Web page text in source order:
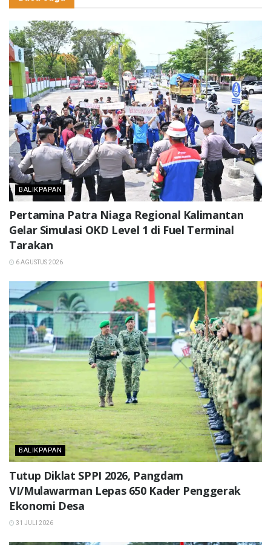
BALIKPAPAN
Pertamina Patra Niaga Regional Kalimantan
Gelar Simulasi OKD Level 1 di Fuel Terminal
Tarakan
6 AGUSTUS 2026
BALIKPAPAN
Tutup Diklat SPPI 2026, Pangdam
VI/Mulawarman Lepas 650 Kader Penggerak
Ekonomi Desa
31 JULI 2026